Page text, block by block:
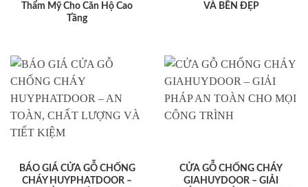
Thẩm Mỹ Cho Căn Hộ Cao
Tầng
VÀ BỀN ĐẸP
BÁO GIÁ CỬA GỖ CHỐNG
CHÁY HUYPHATDOOR –
CỬA GỖ CHỐNG CHÁY
GIAHUYDOOR – GIẢI